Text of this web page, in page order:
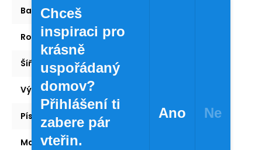
Barva:
Rozměr: 30 × 40 mm
Šířka: 30 mm
Výška:
Písmo Tučné
Materiál:
Chceš
inspiraci pro
krásně
uspořádaný
domov?
Přihlášení ti
zabere pár
vteřin.
Ano Ne